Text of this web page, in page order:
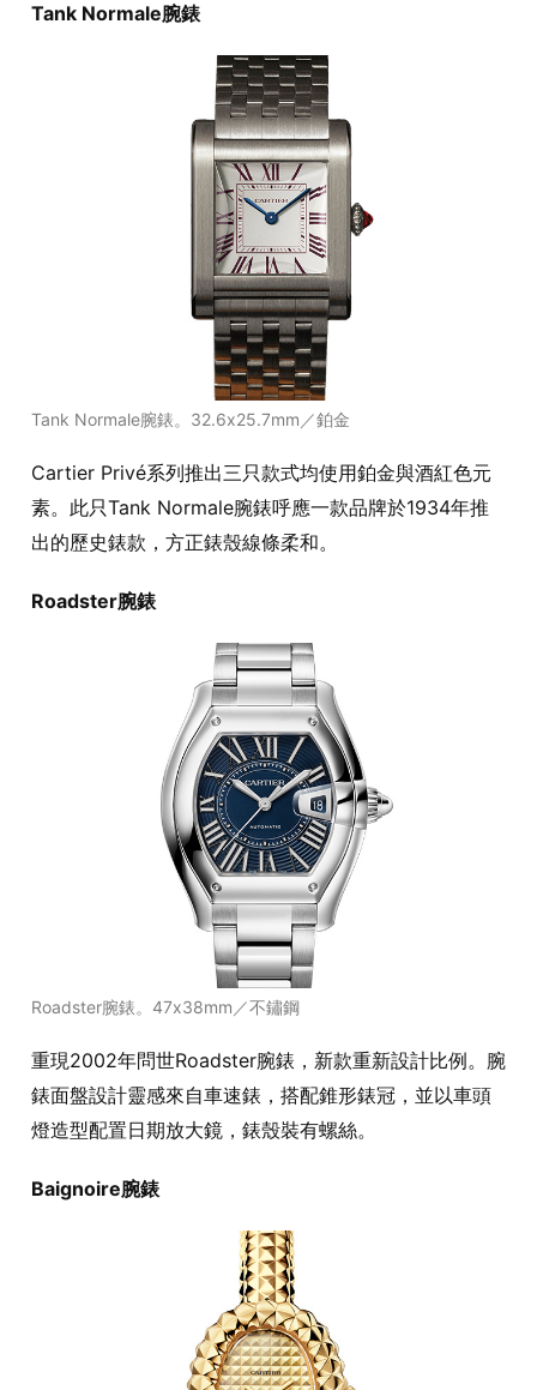
Tank Normale腕錶
Tank Normale腕錶。32.6x25.7mm／鉑金
Cartier Privé系列推出三只款式均使用鉑金與酒紅色元
素。此只Tank Normale腕錶呼應一款品牌於1934年推
出的歷史錶款，方正錶殼線條柔和。
Roadster腕錶
Roadster腕錶。47x38mm／不鏽鋼
重現2002年問世Roadster腕錶，新款重新設計比例。腕
錶面盤設計靈感來自車速錶，搭配錐形錶冠，並以車頭
燈造型配置日期放大鏡，錶殼裝有螺絲。
Baignoire腕錶